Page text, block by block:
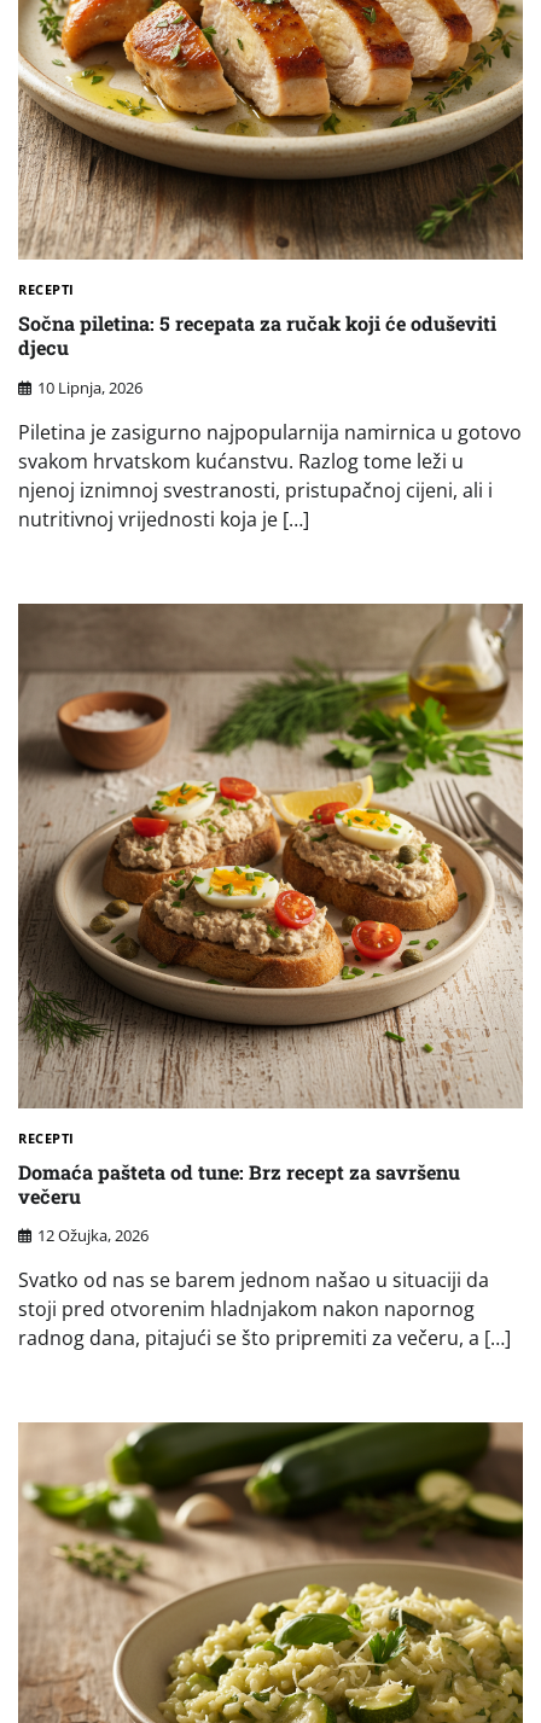
RECEPTI
Sočna piletina: 5 recepata za ručak koji će oduševiti
djecu
10 Lipnja, 2026
Piletina je zasigurno najpopularnija namirnica u gotovo
svakom hrvatskom kućanstvu. Razlog tome leži u
njenoj iznimnoj svestranosti, pristupačnoj cijeni, ali i
nutritivnoj vrijednosti koja je […]
RECEPTI
Domaća pašteta od tune: Brz recept za savršenu
večeru
12 Ožujka, 2026
Svatko od nas se barem jednom našao u situaciji da
stoji pred otvorenim hladnjakom nakon napornog
radnog dana, pitajući se što pripremiti za večeru, a […]